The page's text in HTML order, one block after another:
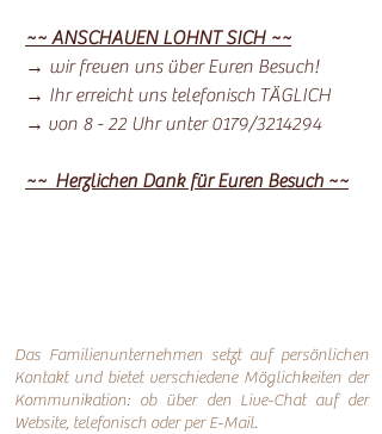
~~ ANSCHAUEN LOHNT SICH ~~
→ wir freuen uns über Euren Besuch!
→ Ihr erreicht uns telefonisch TÄGLICH
→ von 8 - 22 Uhr unter 0179/3214294
~~ Herzlichen Dank für Euren Besuch ~~
Das Familienunternehmen setzt auf persönlichen
Kontakt und bietet verschiedene Möglichkeiten der
Kommunikation: ob über den Live-Chat auf der
Website, telefonisch oder perE-Mail.